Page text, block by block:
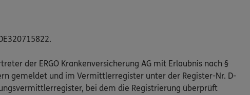
der ERGO Krankenversicherung AG mit Erlaubnis nach §
gemeldet und im Vermittlerregister unter der Register-Nr. D-
bei dem die Registrierung überprüft